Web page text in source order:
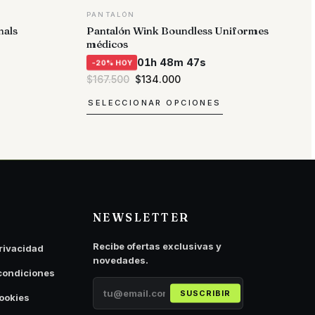
PANTALÓN
Pantalón Wink Boundless Uniformes
médicos
-20% HOY
01h 48m 47s
$167.500 El
precio
original
era:
$167.500.
$134.000El
actual
es:
$134.000.
SELECCIONAR OPCIONES
opciones
pueden
elegir
NEWSLETTER
Recibe ofertas exclusivas y
novedades.
SUSCRIBIR